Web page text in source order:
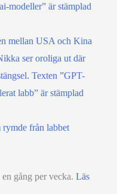
mellan USA och Kina
från labbet
gång per vecka. Läs